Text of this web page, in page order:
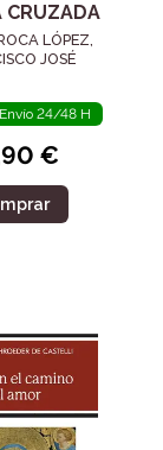
CRUZADA
LÓPEZ,
JOSÉ
24/48 H
€